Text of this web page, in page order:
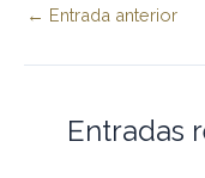
← Entrada anterior
Entradas